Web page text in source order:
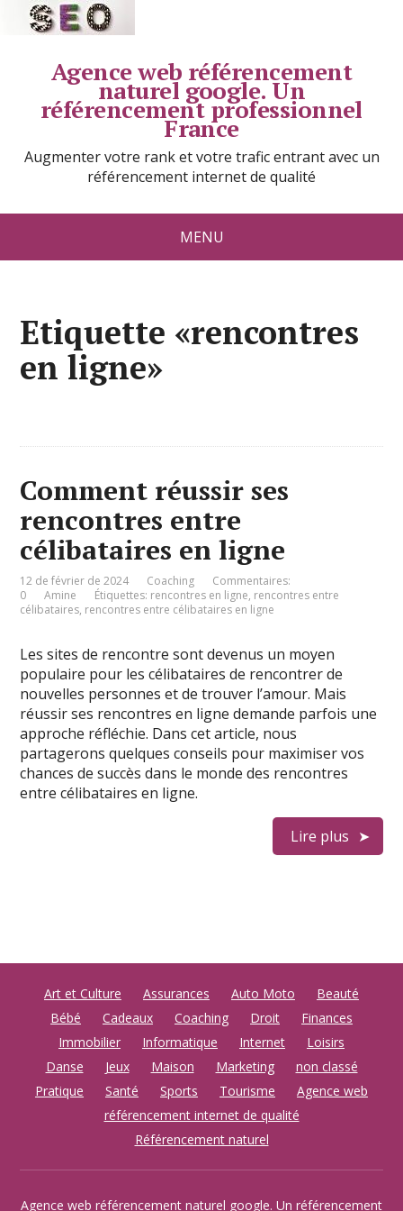
Agence web référencement
naturel google. Un
référencement professionnel
France
Augmenter votre rank et votre trafic entrant avec un
référencement internet de qualité
MENU
Etiquette «rencontres
en ligne»
Comment réussir ses
rencontres entre
célibataires en ligne
12 de février de 2024 Coaching
Commentaires:
0
Amine Étiquettes: rencontres en ligne, rencontres entre
célibataires, rencontres entre célibataires en ligne
Les sites de rencontre sont devenus un moyen
populaire pour les célibataires de rencontrer de
nouvelles personnes et de trouver l’amour. Mais
réussir ses rencontres en ligne demande parfois une
approche réfléchie. Dans cet article, nous
partagerons quelques conseils pour maximiser vos
chances de succès dans le monde des rencontres
entre célibataires en ligne.
Lire plus
Art et Culture Assurances Auto Moto
Beauté
Bébé
Cadeaux Coaching Droit
Finances
Immobilier
Informatique Internet
Loisirs
Danse
Jeux Maison Marketing
non classé
Pratique
Santé Sports Tourisme
Agence web
référencement internet de qualité
Référencement naturel
Agence web référencement naturel google. Un référencement